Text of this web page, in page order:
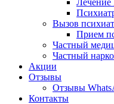
Вызов
Прием
Частный
Частный
Акции
Отзывы
Отзывы
Контакты